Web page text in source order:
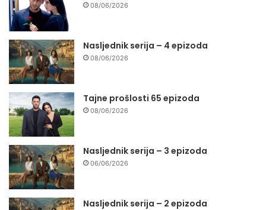
08/06/2026
Nasljednik serija – 4 epizoda
08/06/2026
Tajne prošlosti 65 epizoda
08/06/2026
Nasljednik serija – 3 epizoda
06/06/2026
Nasljednik serija – 2 epizoda